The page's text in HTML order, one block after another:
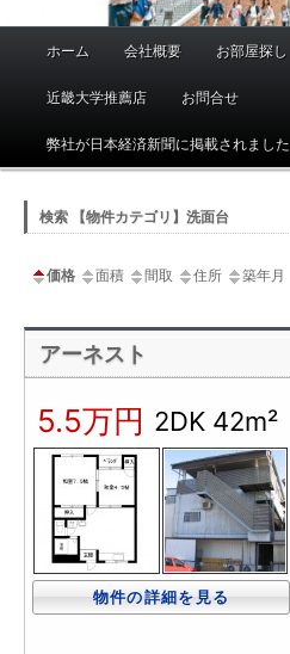
ニ
ホーム 会社概要 お部屋探し
近畿大学推薦店 お問合せ
弊社が日本経済新聞に掲載されました
検索 【物件カテゴリ】洗面台
価格 面積 間取 住所 築年月
アーネスト
5.5万円 2DK 42m²
物件の詳細を見る